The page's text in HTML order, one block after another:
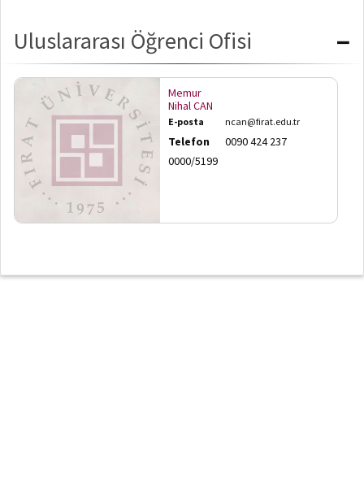
Enstitüsü
Fırat
e-
Öğrenci
İşleri
Otomasyonu
Uluslararası Öğrenci Ofisi −
Memur
Nihal CAN
E-posta ncan@firat.edu.tr
Telefon
0090 424 237
0000/5199